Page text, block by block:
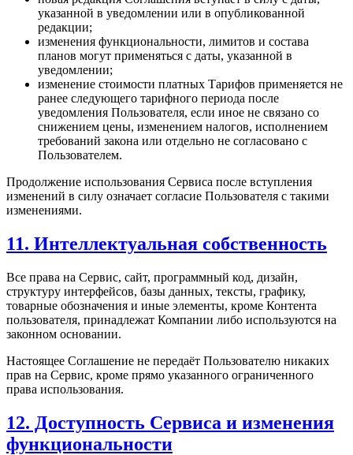
указанной в уведомлении или в опубликованной
редакции;
изменения функциональности, лимитов и состава
планов могут применяться с даты, указанной в
уведомлении;
изменение стоимости платных Тарифов применяется не
ранее следующего тарифного периода после
уведомления Пользователя, если иное не связано со
снижением цены, изменением налогов, исполнением
требований закона или отдельно не согласовано с
Пользователем.
Продолжение использования Сервиса после вступления
изменений в силу означает согласие Пользователя с такими
изменениями.
11. Интеллектуальная собственность
Все права на Сервис, сайт, программный код, дизайн,
структуру интерфейсов, базы данных, тексты, графику,
товарные обозначения и иные элементы, кроме Контента
пользователя, принадлежат Компании либо используются на
законном основании.
Настоящее Соглашение не передаёт Пользователю никаких
прав на Сервис, кроме прямо указанного ограниченного
права использования.
12. Доступность Сервиса и изменения
функциональности